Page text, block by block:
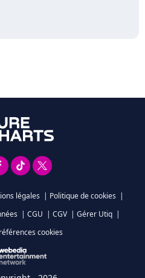
légales | Politique de cookies |
| CGU | CGV | Gérer Utiq |
cookies